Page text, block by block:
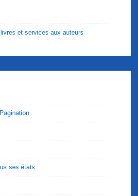
et services aux auteurs
ses états